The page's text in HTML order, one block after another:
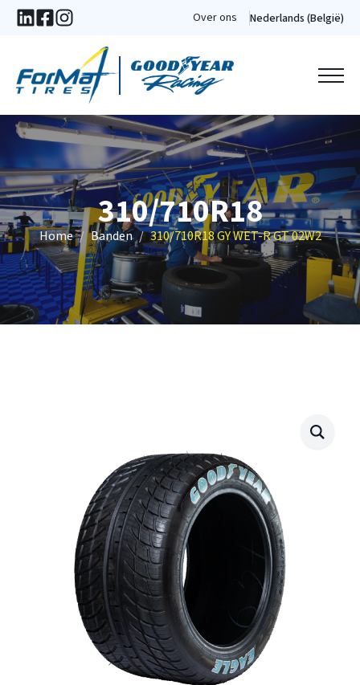
Over ons Nederlands (België)
310/710R18
Home Banden 310/710R18 GY WET-R GT 02W2